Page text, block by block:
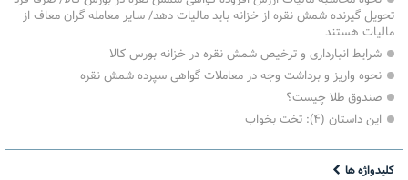
تحویل گیرنده شمش نقره از خزانه باید مالیات دهد/ سایر معامله گران معاف از
مالیات هستند
شرایط انبارداری و ترخیص شمش نقره در خزانه بورس کالا
نحوه واریز و برداشت وجه در معاملات گواهی سپرده شمش نقره
صندوق طلا چیست؟
این داستان (۴): تخت بخواب
کلیدواژه ها